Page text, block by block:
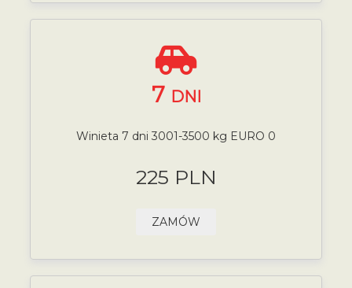
7 DNI
Winieta 7 dni 3001-3500 kg EURO 0
225 PLN
ZAMÓW